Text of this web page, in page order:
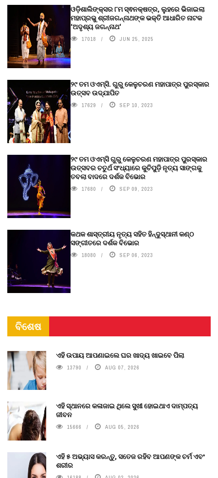
ଓଡ଼ିଶାଲିଙ୍କ୍ସର ୮ମ ସ୍ଵନକ୍ଷତ୍ର, ଲୁହରେ ଭିଜାଇଲା
ମହାପ୍ରଭୁ ଶ୍ରୀଜଗନ୍ନାଥଙ୍କ ଭକ୍ତି ଆଧାରିତ ନାଟକ
‘ଅଦୃଶ୍ୟ ଜଗନ୍ନାଥ‘
17018 JUN 25, 2025
୨୯ ତମ ଓଏମ୍‌ସି. ଗୁରୁ କେଳୁଚରଣ ମହାପାତ୍ର ପୁରସ୍କାର
ଉତ୍ସବ ଉଦ୍‍ଯାପିତ
17629 SEP 10, 2023
୨୯ ତମ ଓଏମ୍‌ସି ଗୁରୁ କେଳୁଚରଣ ମହାପାତ୍ର ପୁରସ୍କାର
ଉତ୍ସବର ଚତୁର୍ଥ ସଂଧ୍ୟାରେ କୁଚିପୁଡ଼ି ନୃତ୍ୟ ସାଙ୍ଗକୁ
ତବଲା ବାଦରେ ଦର୍ଶକ ବିଭୋର
17680 SEP 09, 2023
କଥକ ଶାସ୍ତ୍ରୀୟ ନୃତ୍ୟ ସହିତ ହିନ୍ଦୁସ୍ଥାନୀ କଣ୍ଠ
ସଙ୍ଗୀତରେ ଦର୍ଶକ ବିଭୋର
18080 SEP 06, 2023
ବିଶେଷ
ଏହି ଉପାୟ ଆପଣାଇଲେ ଘର ଖାଦ୍ୟ ଖାଇବେ ପିଲା
13790 AUG 07, 2026
ଏହି ସ୍ଥାନରେ କଳାଜାଇ ଥିଲେ ସୁଖୀ ହୋଇଥାଏ ଦାମ୍ପତ୍ୟ
ଜୀବନ
15666 AUG 05, 2026
ଏହି ୫ ଅଭ୍ୟାସ କରନ୍ତୁ, ସତେଜ ରହିବ ଆପଣଙ୍କ ଚର୍ମ ଏବଂ
ଶରୀର